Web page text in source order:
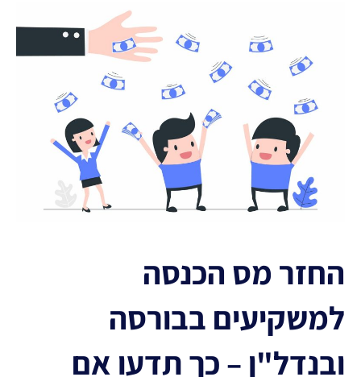
החזר מס הכנסה
למשקיעים בבורסה
ובנדל"ן – כך תדעו אם